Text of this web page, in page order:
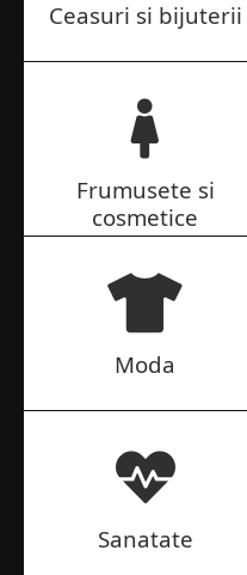
Ceasuri si bijuterii
Frumusete si
cosmetice
Moda
Sanatate